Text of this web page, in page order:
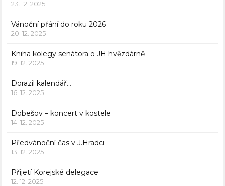
23. 12. 2025
Vánoční přání do roku 2026
20. 12. 2025
Kniha kolegy senátora o JH hvězdárně
19. 12. 2025
Dorazil kalendář…
16. 12. 2025
Dobešov – koncert v kostele
14. 12. 2025
Předvánoční čas v J.Hradci
13. 12. 2025
Přijetí Korejské delegace
12. 12. 2025